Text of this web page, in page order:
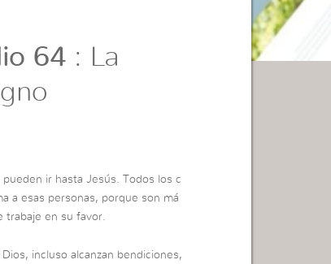
64: La
ir hasta Jesús. Todos los c
a esas personas, porque son má
trabaje en su favor.
incluso alcanzan bendiciones,